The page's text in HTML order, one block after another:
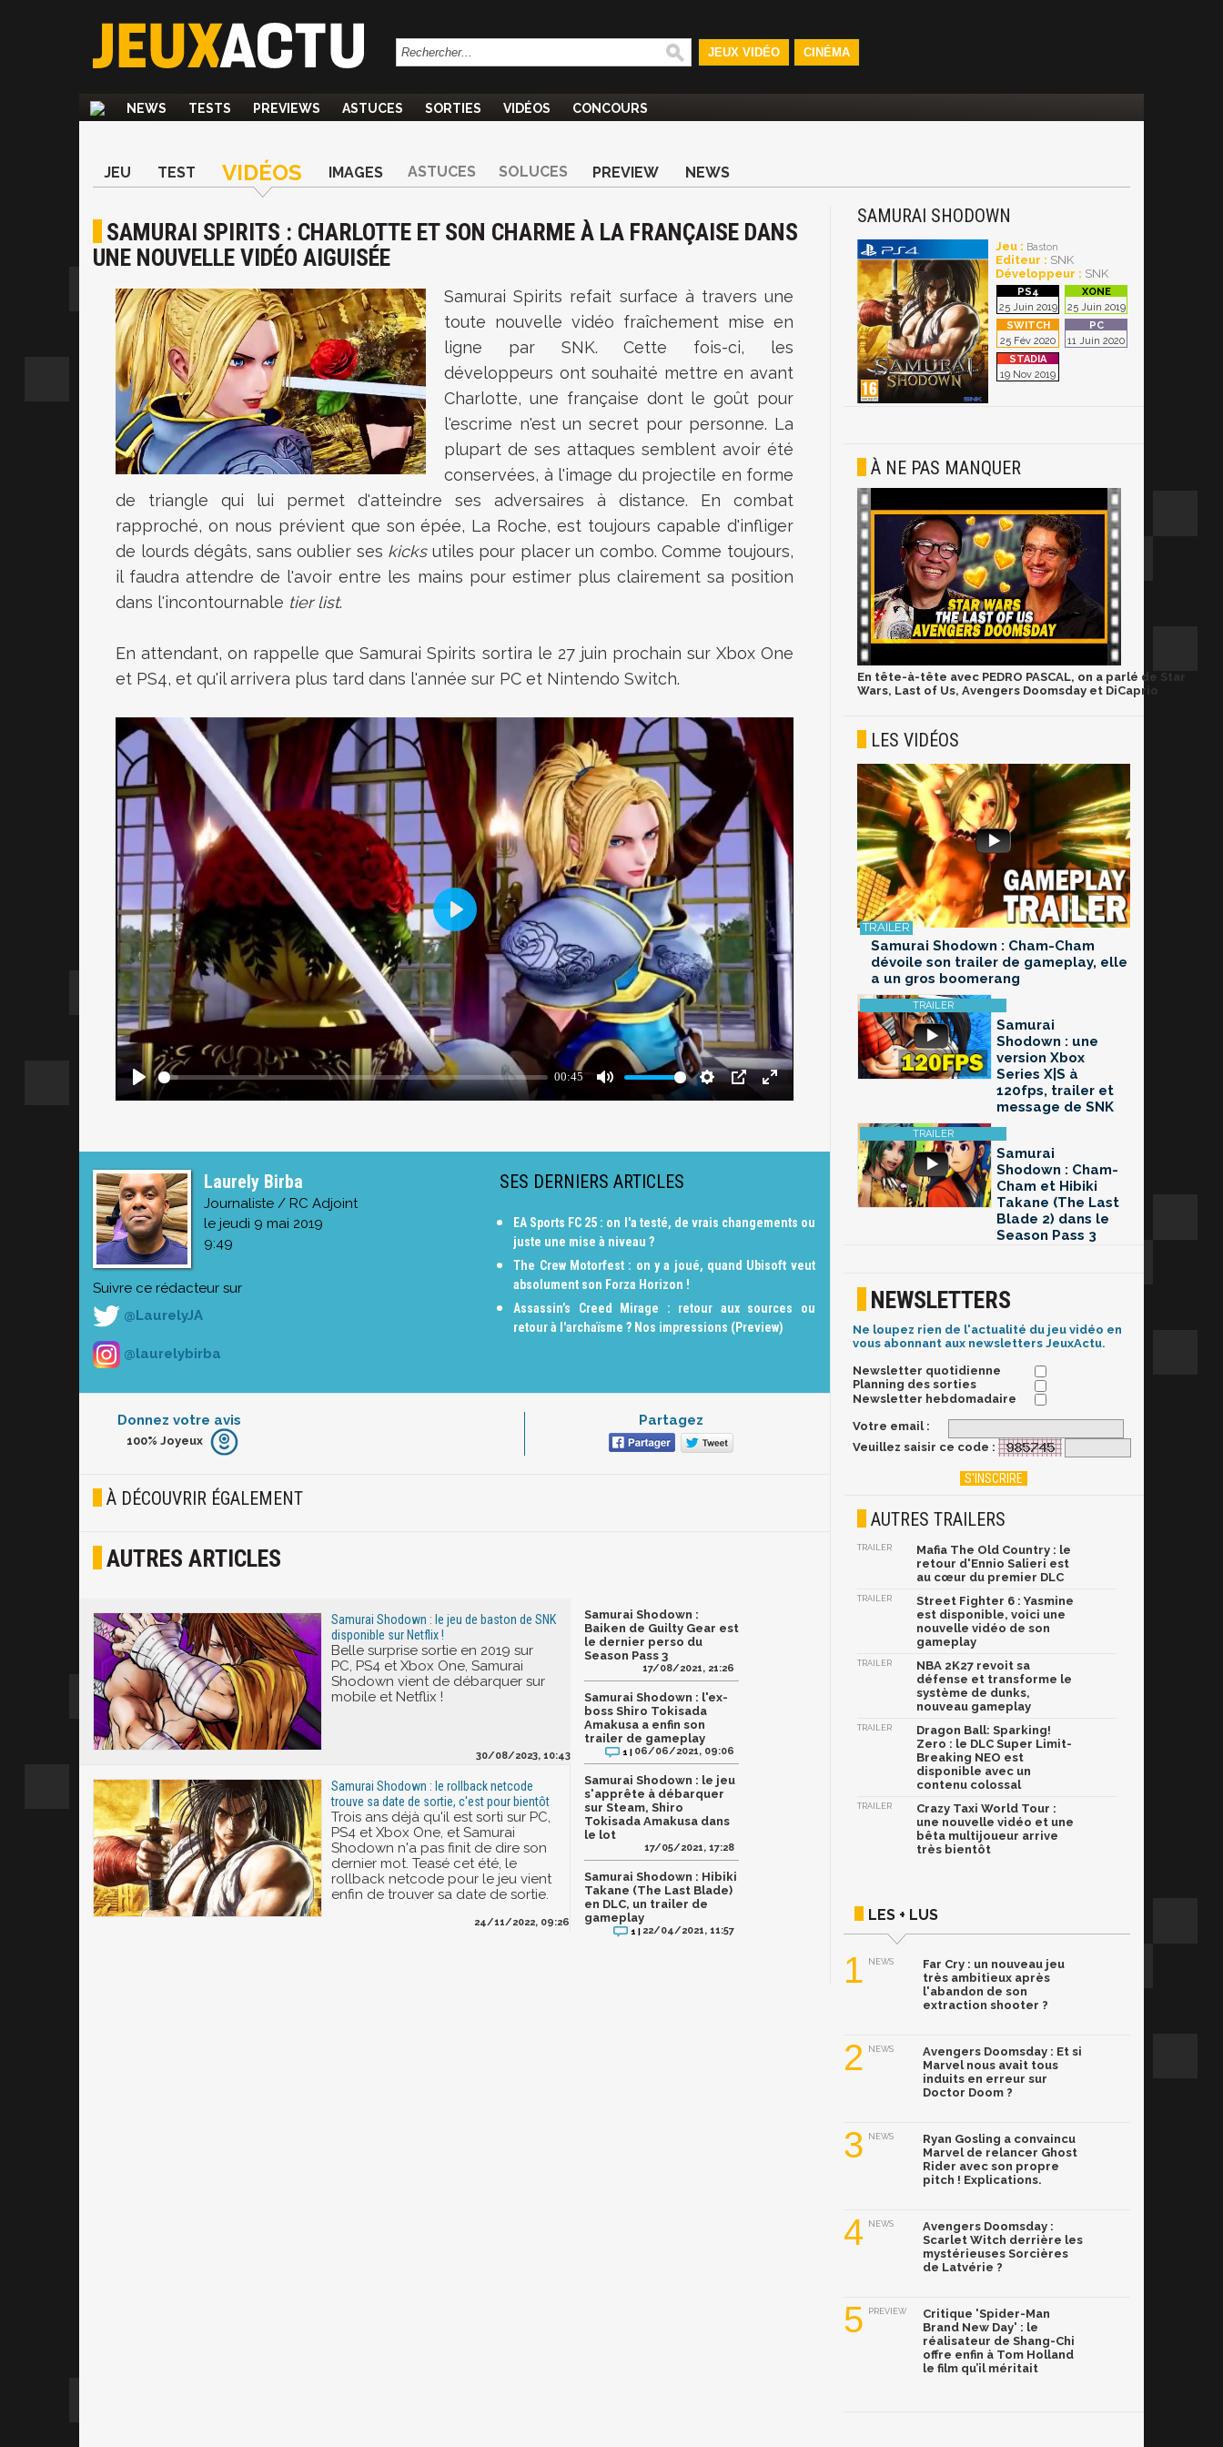
JEUX VIDÉO CINÉMA
NEWS TESTS PREVIEWS ASTUCES SORTIES VIDÉOS CONCOURS
JEU TEST VIDÉOS IMAGES ASTUCES SOLUCES PREVIEW NEWS
SAMURAI SPIRITS : CHARLOTTE ET SON CHARME À LA FRANÇAISE DANS
UNE NOUVELLE VIDÉO AIGUISÉE
Samurai Spirits refait surface à travers une
toute nouvelle vidéo fraîchement mise en
ligne par SNK. Cette fois-ci, les
développeurs ont souhaité mettre en avant
Charlotte, une française dont le goût pour
l'escrime n'est un secret pour personne. La
plupart de ses attaques semblent avoir été
conservées, à l'image du projectile en forme
de triangle qui lui permet d'atteindre ses adversaires à distance. En combat
rapproché, on nous prévient que son épée, La Roche, est toujours capable d'infliger
de lourds dégâts, sans oublier ses kicksutiles pour placer un combo. Comme toujours,
il faudra attendre de l'avoir entre les mains pour estimer plus clairement sa position
dans l'incontournable tier list.
En attendant, on rappelle queSamurai Spirits sortira le 27 juin prochain sur Xbox One
et PS4, et qu'il arrivera plus tard dans l'année sur PC et Nintendo Switch.
Laurely Birba
Journaliste / RC Adjoint
le jeudi 9 mai 2019
9:49
Suivre ce rédacteur sur
@LaurelyJA
@laurelybirba
SES DERNIERS ARTICLES
EA Sports FC 25 : on l'a testé, de vrais changements ou
juste une mise à niveau ?
The Crew Motorfest : on y a joué, quand Ubisoft veut
absolument son Forza Horizon !
Assassin’s Creed Mirage : retour aux sources ou
retour à l'archaïsme ? Nos impressions (Preview)
Donnez votre avis
Furieux
Joyeux
100% Joyeux
Partagez
À DÉCOUVRIR ÉGALEMENT
AUTRES ARTICLES
Samurai Shodown : le jeu de baston de SNK
disponible sur Netflix !
Belle surprise sortie en 2019 sur
PC, PS4 et Xbox One, Samurai
Shodown vient de débarquer sur
mobile et Netflix !
30/08/2023, 10:43
Samurai Shodown : le rollback netcode
trouve sa date de sortie, c'est pour bientôt
Trois ans déjà qu'il est sorti sur PC,
PS4 et Xbox One, et Samurai
Shodown n'a pas finit de dire son
dernier mot. Teasé cet été, le
rollback netcode pour le jeu vient
enfin de trouver sa date de sortie.
24/11/2022, 09:26
Samurai Shodown :
Baiken de Guilty Gear est
le dernier perso du
Season Pass 3
17/08/2021, 21:26
Samurai Shodown : l'ex-
boss Shiro Tokisada
Amakusa a enfin son
trailer de gameplay
1 | 06/06/2021, 09:06
Samurai Shodown : le jeu
s'apprête à débarquer
sur Steam, Shiro
Tokisada Amakusa dans
le lot
17/05/2021, 17:28
Samurai Shodown : Hibiki
Takane (The Last Blade)
en DLC, un trailer de
gameplay
1 | 22/04/2021, 11:57
SAMURAI SHODOWN
Jeu : Baston
Editeur : SNK
Développeur : SNK
25 Juin 2019 25 Juin 2019
25 Fév 2020 11 Juin 2020
19 Nov 2019
À NE PAS MANQUER
En tête-à-tête avec PEDRO PASCAL, on a parlé de Star
Wars, Last of Us, Avengers Doomsday et DiCaprio
LES VIDÉOS
Samurai Shodown : Cham-Cham
dévoile son trailer de gameplay, elle
a un gros boomerang
Samurai
Shodown : une
version Xbox
Series X|S à
120fps, trailer et
message de SNK
Samurai
Shodown : Cham-
Cham et Hibiki
Takane (The Last
Blade 2) dans le
Season Pass 3
NEWSLETTERS
Ne loupez rien de l'actualité du jeu vidéo en
vous abonnant aux newsletters JeuxActu.
Newsletter quotidienne
Planning des sorties
Newsletter hebdomadaire
Votre email :
Veuillez saisir ce code :
AUTRES TRAILERS
TRAILER
Mafia The Old Country : le
retour d'Ennio Salieri est
au cœur du premier DLC
TRAILER
Street Fighter 6 : Yasmine
est disponible, voici une
nouvelle vidéo de son
gameplay
TRAILER
NBA 2K27 revoit sa
défense et transforme le
système de dunks,
nouveau gameplay
TRAILER
Dragon Ball: Sparking!
Zero : le DLC Super Limit-
Breaking NEO est
disponible avec un
contenu colossal
TRAILER
Crazy Taxi World Tour :
une nouvelle vidéo et une
bêta multijoueur arrive
très bientôt
LES + LUS
1 NEWS
Far Cry : un nouveau jeu
très ambitieux après
l'abandon de son
extraction shooter ?
2 NEWS
Avengers Doomsday : Et si
Marvel nous avait tous
induits en erreur sur
Doctor Doom ?
3 NEWS
Ryan Gosling a convaincu
Marvel de relancer Ghost
Rider avec son propre
pitch ! Explications.
4 NEWS
Avengers Doomsday :
Scarlet Witch derrière les
mystérieuses Sorcières
de Latvérie ?
5 PREVIEW
Critique 'Spider-Man
Brand New Day' : le
réalisateur de Shang-Chi
offre enfin à Tom Holland
le film qu’il méritait